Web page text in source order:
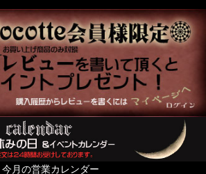
今月の営業カレンダー